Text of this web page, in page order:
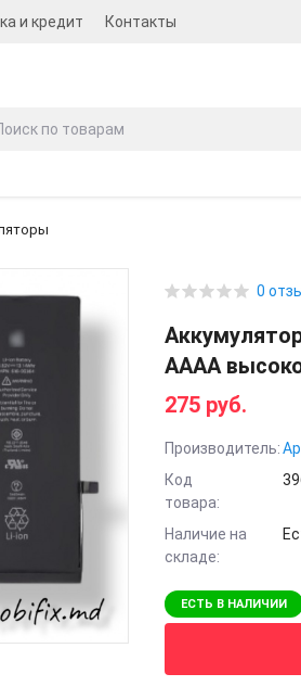
и кредит Контакты
0
AAAA
275 руб.
Производитель:
Код
товара:
Наличие на
складе:
ЕСТЬ В НАЛИЧИИ